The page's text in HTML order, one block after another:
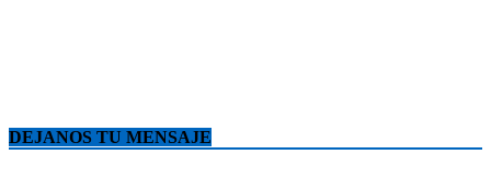
DEJANOS TU MENSAJE